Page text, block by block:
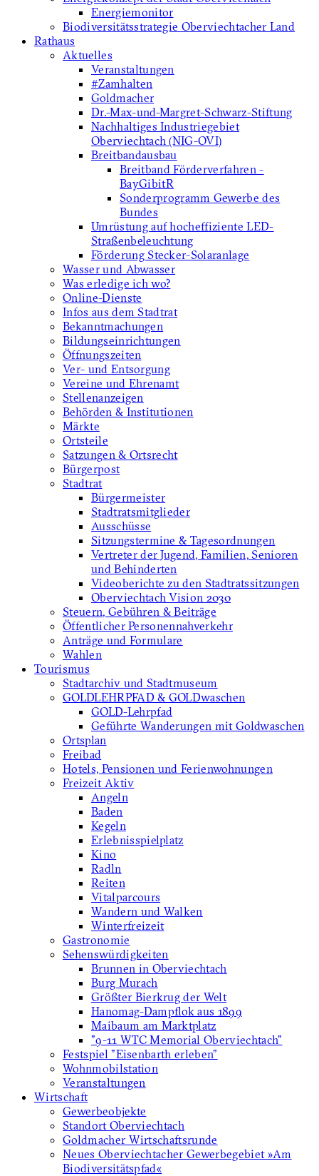
Energiemonitor
Biodiversitätsstrategie Oberviechtacher Land
Rathaus
Aktuelles
Veranstaltungen
#Zamhalten
Goldmacher
Dr.-Max-und-Margret-Schwarz-Stiftung
Nachhaltiges Industriegebiet
Oberviechtach (NIG-OVI)
Breitbandausbau
Breitband Förderverfahren -
BayGibitR
Sonderprogramm Gewerbe des
Bundes
Umrüstung auf hocheffiziente LED-
Straßenbeleuchtung
Förderung Stecker-Solaranlage
Wasser und Abwasser
Was erledige ich wo?
Online-Dienste
Infos aus dem Stadtrat
Bekanntmachungen
Bildungseinrichtungen
Öffnungszeiten
Ver- und Entsorgung
Vereine und Ehrenamt
Stellenanzeigen
Behörden & Institutionen
Märkte
Ortsteile
Satzungen & Ortsrecht
Bürgerpost
Stadtrat
Bürgermeister
Stadtratsmitglieder
Ausschüsse
Sitzungstermine & Tagesordnungen
Vertreter der Jugend, Familien, Senioren
und Behinderten
Videoberichte zu den Stadtratssitzungen
Oberviechtach Vision 2030
Steuern, Gebühren & Beiträge
Öffentlicher Personennahverkehr
Anträge und Formulare
Wahlen
Tourismus
Stadtarchiv und Stadtmuseum
GOLDLEHRPFAD & GOLDwaschen
GOLD-Lehrpfad
Geführte Wanderungen mit Goldwaschen
Ortsplan
Freibad
Hotels, Pensionen und Ferienwohnungen
Freizeit Aktiv
Angeln
Baden
Kegeln
Erlebnisspielplatz
Kino
Radln
Reiten
Vitalparcours
Wandern und Walken
Winterfreizeit
Gastronomie
Sehenswürdigkeiten
Brunnen in Oberviechtach
Burg Murach
Größter Bierkrug der Welt
Hanomag-Dampflok aus 1899
Maibaum am Marktplatz
"9-11 WTC Memorial Oberviechtach"
Festspiel "Eisenbarth erleben"
Wohnmobilstation
Veranstaltungen
Wirtschaft
Gewerbeobjekte
Standort Oberviechtach
Goldmacher Wirtschaftsrunde
Neues Oberviechtacher Gewerbegebiet »Am
Biodiversitätspfad«